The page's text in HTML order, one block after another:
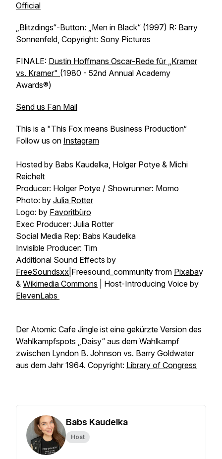
Official
„Blitzdings“-Button: „Men in Black“ (1997) R: Barry
Sonnenfeld, Copyright: Sony Pictures
FINALE: Dustin Hoffmans Oscar-Rede für „Kramer
vs. Kramer" (1980 - 52nd Annual Academy
Awards®)
Send us Fan Mail
This is a "This Fox means Business Production“
Follow us on Instagram
Hosted by Babs Kaudelka, Holger Potye & Michi
Reichelt
Producer: Holger Potye / Showrunner: Momo
Photo: by Julia Rotter
Logo: by Favoritbüro
Exec Producer: Julia Rotter
Social Media Rep: Babs Kaudelka
Invisible Producer: Tim
Additional Sound Effects by
FreeSoundsxx |Freesound_community from Pixabay
& Wikimedia Commons | Host-Introducing Voice by
ElevenLabs
Der Atomic Cafe Jingle ist eine gekürzte Version des
Wahlkampfspots „Daisy“ aus dem Wahlkampf
zwischen Lyndon B. Johnson vs. Barry Goldwater
aus dem Jahr 1964. Copyright: Library of Congress
Babs Kaudelka
Host